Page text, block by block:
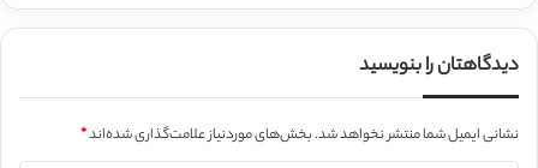
دیدگاهتان را بنویسید
نشانی ایمیل شما منتشر نخواهد شد.بخش‌های موردنیاز علامت‌گذاری شده‌اند*